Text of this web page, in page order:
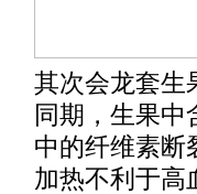
其次会龙套生
同期，生果中
中的纤维素断
加热不利于高